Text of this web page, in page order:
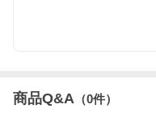
商品Q&A （0件）